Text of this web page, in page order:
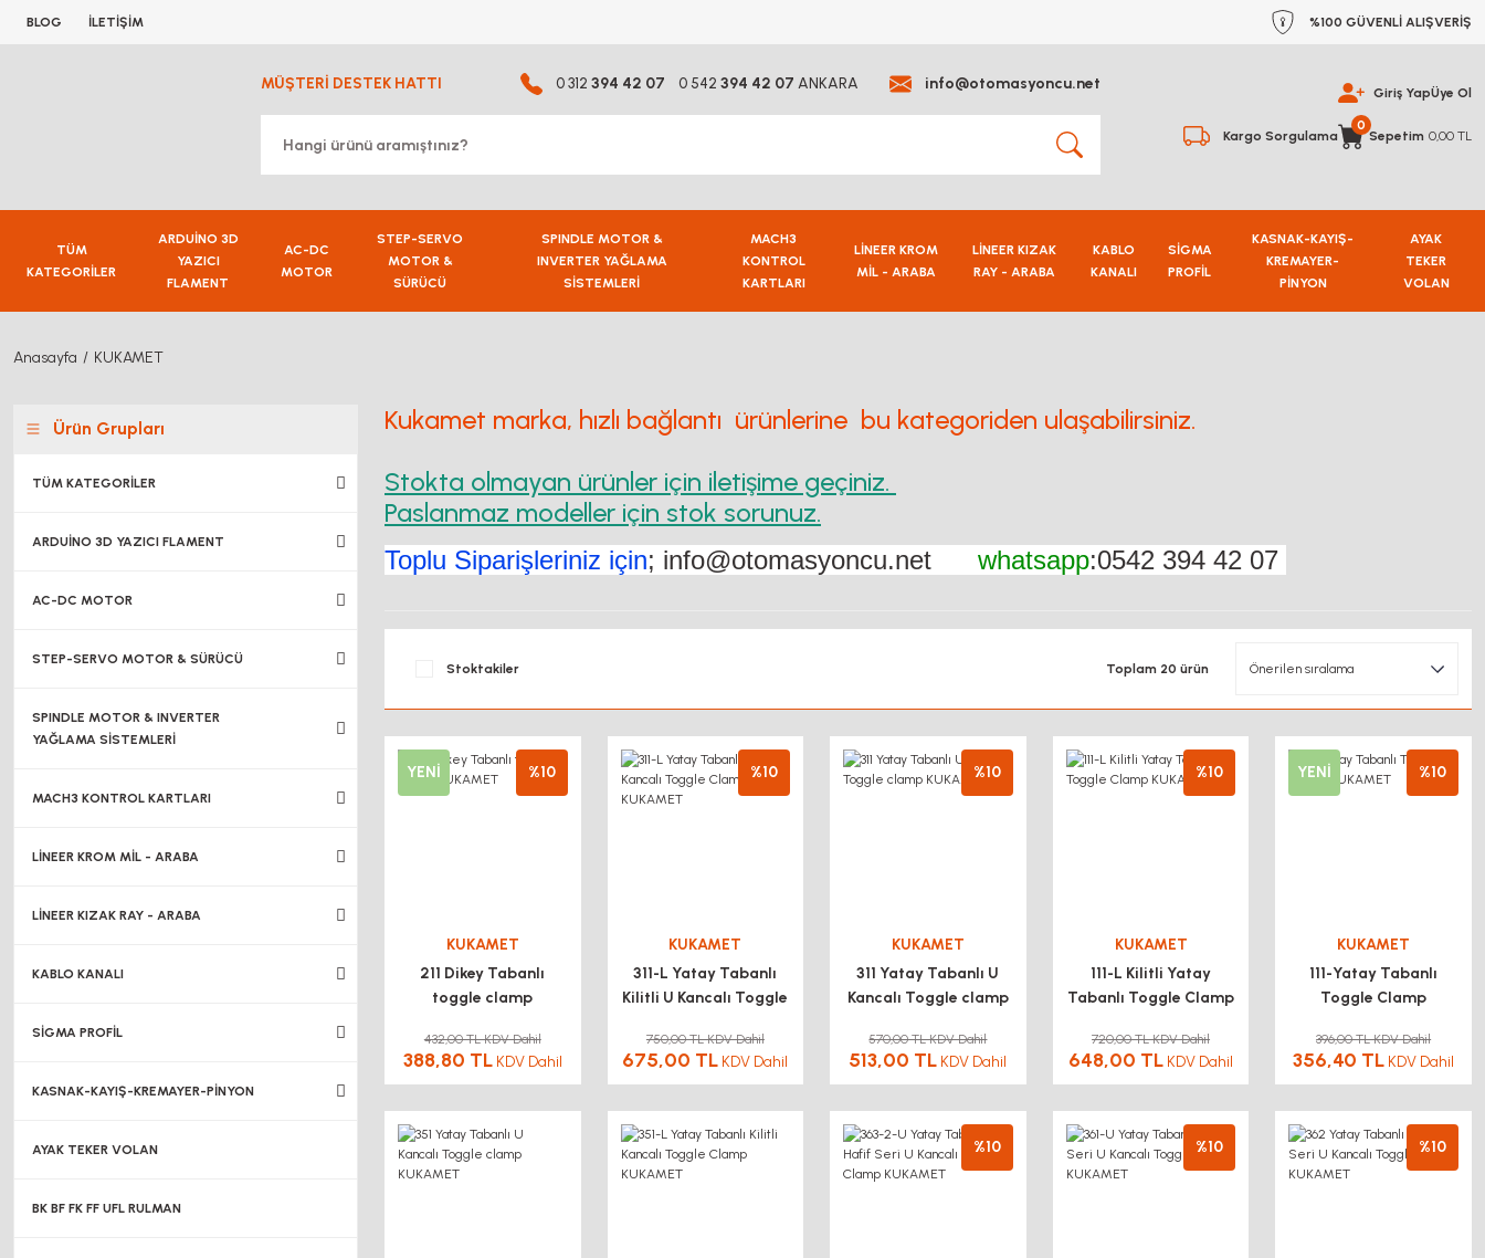
BLOG İLETİŞİM %100 GÜVENLİ ALIŞVERİŞ
MÜŞTERİ DESTEK HATTI 0 312 394 42 07 0 542 394 42 07 ANKARA info@otomasyoncu.net Giriş YapÜye Ol
Kargo Sorgulama Sepetim 0,00 TL
0
TÜM
KATEGORİLER
ARDUİNO 3D
YAZICI
FLAMENT
AC-DC
MOTOR
STEP-SERVO
MOTOR &
SÜRÜCÜ
SPINDLE MOTOR &
INVERTER YAĞLAMA
SİSTEMLERİ
MACH3
KONTROL
KARTLARI
LİNEER KROM
MİL - ARABA
LİNEER KIZAK
RAY - ARABA
KABLO
KANALI
SİGMA
PROFİL
KASNAK-KAYIŞ-
KREMAYER-
PİNYON
AYAK
TEKER
VOLAN
Anasayfa KUKAMET
Ürün Grupları
TÜM KATEGORİLER
ARDUİNO 3D YAZICI FLAMENT
AC-DC MOTOR
STEP-SERVO MOTOR & SÜRÜCÜ
SPINDLE MOTOR & INVERTER
YAĞLAMA SİSTEMLERİ
MACH3 KONTROL KARTLARI
LİNEER KROM MİL - ARABA
LİNEER KIZAK RAY - ARABA
KABLO KANALI
SİGMA PROFİL
KASNAK-KAYIŞ-KREMAYER-PİNYON
AYAK TEKER VOLAN
BK BF FK FF UFL RULMAN
Kukamet marka, hızlı bağlantı ürünlerine bu kategoriden ulaşabilirsiniz.
Stokta olmayan ürünler için iletişime geçiniz.
Paslanmaz modeller için stok sorunuz.
Toplu Siparişleriniz için; info@otomasyoncu.net whatsapp:0542 394 42 07
Stoktakiler Toplam 20 ürün
YENİ %10
KUKAMET
211 Dikey Tabanlı
toggle clamp
432,00 TL KDV Dahil
388,80 TL KDV Dahil
%10
KUKAMET
311-L Yatay Tabanlı
Kilitli U Kancalı Toggle
750,00 TL KDV Dahil
675,00 TL KDV Dahil
%10
KUKAMET
311 Yatay Tabanlı U
Kancalı Toggle clamp
570,00 TL KDV Dahil
513,00 TL KDV Dahil
%10
KUKAMET
111-L Kilitli Yatay
Tabanlı Toggle Clamp
720,00 TL KDV Dahil
648,00 TL KDV Dahil
YENİ %10
KUKAMET
111-Yatay Tabanlı
Toggle Clamp
396,00 TL KDV Dahil
356,40 TL KDV Dahil
%10 %10 %10